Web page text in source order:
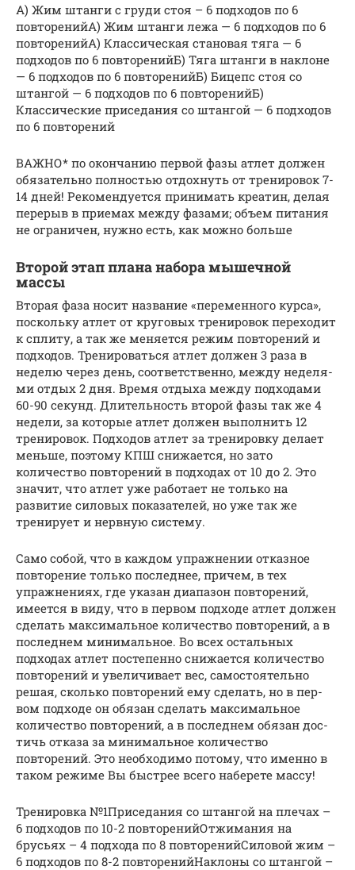
А) Жим штанги с груди стоя – 6 подходов по 6
повторенийА) Жим штанги лежа — 6 подходов по 6
повторенийА) Классическая становая тяга — 6
подходов по 6 повторенийБ) Тяга штанги в наклоне
— 6 подходов по 6 повторенийБ) Бицепс стоя со
штангой — 6 подходов по 6 повторенийБ)
Классические приседания со штангой — 6 подходов
по 6 повторений
ВАЖНО* по окончанию первой фазы атлет должен
обязательно полностью отдохнуть от тренировок 7-
14 дней! Рекомендуется принимать креатин, де­лая
пе­ре­рыв в приемах между фазами; объем питания
не ограничен, нужно есть, как можно больше
Второй этап плана набора мышечной
массы
Вторая фаза носит название «переменного курса»,
поскольку атлет от круговых тре­ни­ро­вок пе­ре­хо­дит
к сплиту, а так же меняется режим повторений и
подходов. Тре­ни­ро­вать­ся ат­лет должен 3 раза в
неделю через день, соответственно, между не­де­ля­
ми от­дых 2 дня. Время отдыха между подходами
60-90 секунд. Длительность вто­рой фа­зы так же 4
недели, за которые атлет должен выполнить 12
тренировок. Под­хо­дов ат­лет за тре­ни­ров­ку делает
меньше, поэтому КПШ снижается, но зато
количество повторений в подходах от 10 до 2. Это
значит, что атлет уже работает не только на
развитие силовых показателей, но уже так же
тренирует и нервную систему.
Само собой, что в каждом упражнении отказное
повторение только последнее, причем, в тех
упражнениях, где указан диапазон повторений,
имеется в виду, что в первом под­хо­де атлет должен
сделать максимальное количество повторений, а в
последнем ми­ни­маль­ное. Во всех остальных
подходах атлет постепенно снижается количество
пов­то­ре­ний и уве­ли­чи­ва­ет вес, самостоятельно
решая, сколько повторений ему сделать, но в пер­
вом под­хо­де он обязан сделать максимальное
количество повторений, а в пос­лед­нем обя­зан дос­
тичь отказа за минимальное количество
повторений. Это не­об­хо­ди­мо по­то­му, что именно в
таком режиме Вы быстрее всего наберете массу!
Тренировка №1Приседания со штангой на плечах –
6 подходов по 10-2 повторенийОтжимания на
брусьях – 4 подхода по 8 повторенийСиловой жим –
6 подходов по 8-2 повторенийНаклоны со штангой –